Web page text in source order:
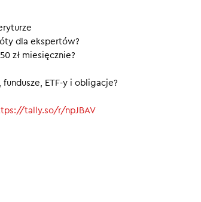
dla ekspertów?
zł miesięcznie?
ETF-y i obligacje?
tally.so/r/npJBAV